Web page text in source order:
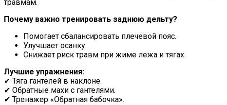
травмам.
Почему важно тренировать заднюю дельту?
Помогает сбалансировать плечевой пояс.
Улучшает осанку.
Снижает риск травм при жиме лежа и тягах.
Лучшие упражнения:
✔ Тяга гантелей в наклоне.
✔ Обратные махи с гантелями.
✔ Тренажер «Обратная бабочка».